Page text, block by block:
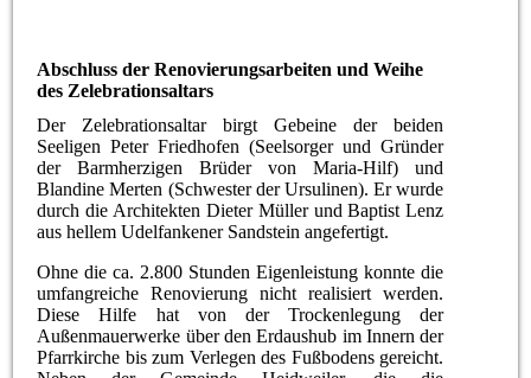
Abschluss der Renovierungsarbeiten und Weihe
des Zelebrationsaltars
Der Zelebrationsaltar birgt Gebeine der beiden
Seeligen Peter Friedhofen (Seelsorger und Gründer
der Barmherzigen Brüder von Maria-Hilf) und
Blandine Merten (Schwester der Ursulinen). Er wurde
durch die Architekten Dieter Müller und Baptist Lenz
aus hellem Udelfankener Sandstein angefertigt.
Ohne die ca. 2.800 Stunden Eigenleistung konnte die
umfangreiche Renovierung nicht realisiert werden.
Diese Hilfe hat von der Trockenlegung der
Außenmauerwerke über den Erdaushub im Innern der
Pfarrkirche bis zum Verlegen des Fußbodens gereicht.